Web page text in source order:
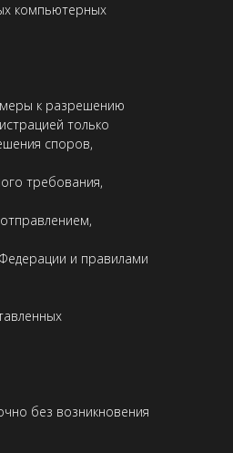
компьютерных
меры к разрешению
только
споров,
требования,
и правилами
без возникновения